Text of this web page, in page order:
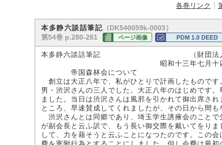
各巻リンク
本多静六談話筆記 （DK540059k-0003）
第54巻 p.280-281
ページ画像 PDM 1.0 DEED
本多静六談話筆記 （財団法人竜
昭和十三年七月十四日 於帝国
帝国森林会について
創立は大正八年で、私がひとりで計画したもので
男・渋沢さんの三人でした。大正八年のはじめです
ました。当日は渋沢さんは風邪を引かれて御出席さ
ところ、早速賛成してくれましたが、その日から間
渋沢さんとは同郷であり、埼玉学生誘掖会のこと
が副会長と云ふ訳で、もう長い御交際を戴いてをり
して、力を藉そうと云ふことになつたのです。この